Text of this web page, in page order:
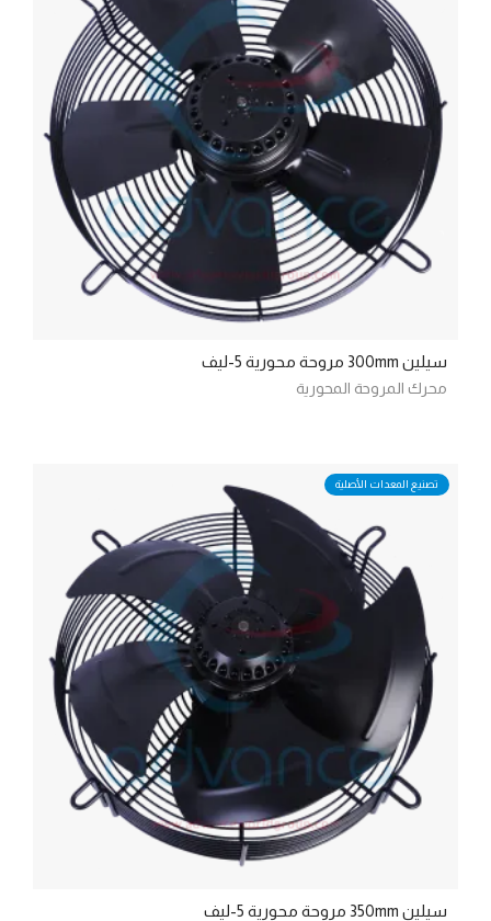
سيلين 300mm مروحة محورية 5-ليف
محرك المروحة المحورية
تصنيع المعدات الأصلية
سيلين 350mm مروحة محورية 5-ليف